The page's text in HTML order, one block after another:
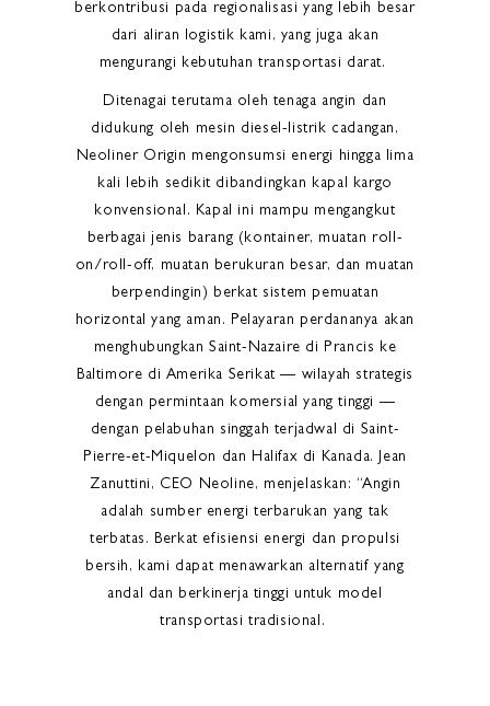
berkontribusi pada regionalisasi yang lebih besar
dari aliran logistik kami, yang juga akan
mengurangi kebutuhan transportasi darat.
Ditenagai terutama oleh tenaga angin dan
didukung oleh mesin diesel-listrik cadangan,
Neoliner Origin mengonsumsi energi hingga lima
kali lebih sedikit dibandingkan kapal kargo
konvensional. Kapal ini mampu mengangkut
berbagai jenis barang (kontainer, muatan roll-
on/roll-off, muatan berukuran besar, dan muatan
berpendingin) berkat sistem pemuatan
horizontal yang aman. Pelayaran perdananya akan
menghubungkan Saint-Nazaire di Prancis ke
Baltimore di Amerika Serikat — wilayah strategis
dengan permintaan komersial yang tinggi —
dengan pelabuhan singgah terjadwal di Saint-
Pierre-et-Miquelon dan Halifax di Kanada. Jean
Zanuttini, CEO Neoline, menjelaskan: “Angin
adalah sumber energi terbarukan yang tak
terbatas. Berkat efisiensi energi dan propulsi
bersih, kami dapat menawarkan alternatif yang
andal dan berkinerja tinggi untuk model
transportasi tradisional.